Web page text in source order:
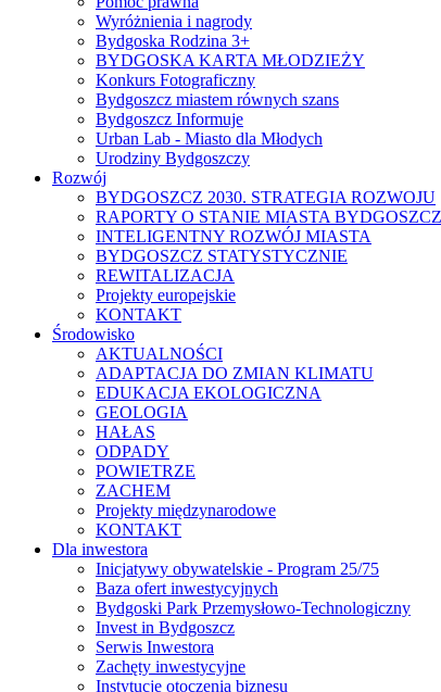
Wyróżnienia i nagrody
Bydgoska Rodzina 3+
BYDGOSKA KARTA MŁODZIEŻY
Konkurs Fotograficzny
Bydgoszcz miastem równych szans
Bydgoszcz Informuje
Urban Lab - Miasto dla Młodych
Urodziny Bydgoszczy
Rozwój
BYDGOSZCZ 2030. STRATEGIA ROZWOJU
RAPORTY O STANIE MIASTA
INTELIGENTNY ROZWÓJ MIASTA
BYDGOSZCZ STATYSTYCZNIE
REWITALIZACJA
Projekty europejskie
KONTAKT
Środowisko
AKTUALNOŚCI
ADAPTACJA DO ZMIAN KLIMATU
EDUKACJA EKOLOGICZNA
GEOLOGIA
HAŁAS
ODPADY
POWIETRZE
ZACHEM
Projekty międzynarodowe
KONTAKT
Dla inwestora
Inicjatywy obywatelskie - Program 25/75
Baza ofert inwestycyjnych
Bydgoski Park Przemysłowo-Technologiczny
Invest in Bydgoszcz
Serwis Inwestora
Zachęty inwestycyjne
Instytucje otoczenia biznesu